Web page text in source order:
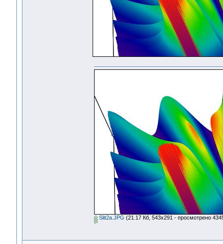
Slit2a.JPG (21.17 Кб, 543x291 - просмотрено